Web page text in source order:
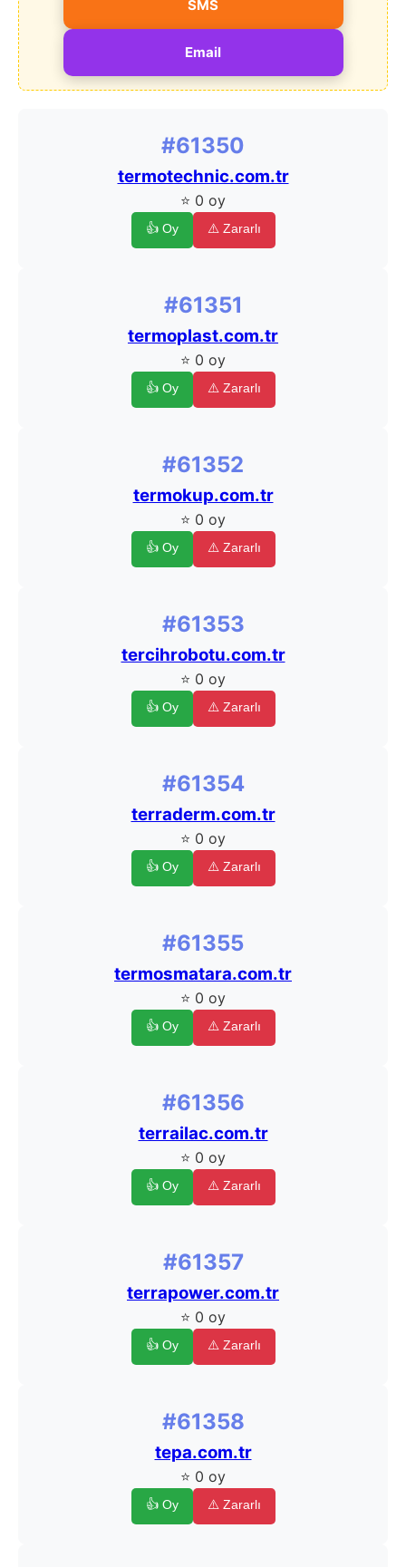
SMS
Email
#61350
termotechnic.com.tr
⭐ 0 oy
👍 Oy ⚠️ Zararlı
#61351
termoplast.com.tr
⭐ 0 oy
👍 Oy ⚠️ Zararlı
#61352
termokup.com.tr
⭐ 0 oy
👍 Oy ⚠️ Zararlı
#61353
tercihrobotu.com.tr
⭐ 0 oy
👍 Oy ⚠️ Zararlı
#61354
terraderm.com.tr
⭐ 0 oy
👍 Oy ⚠️ Zararlı
#61355
termosmatara.com.tr
⭐ 0 oy
👍 Oy ⚠️ Zararlı
#61356
terrailac.com.tr
⭐ 0 oy
👍 Oy ⚠️ Zararlı
#61357
terrapower.com.tr
⭐ 0 oy
👍 Oy ⚠️ Zararlı
#61358
tepa.com.tr
⭐ 0 oy
👍 Oy ⚠️ Zararlı